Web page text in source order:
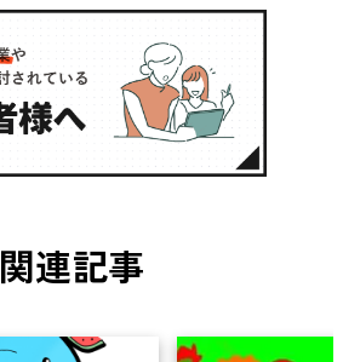
関連記事